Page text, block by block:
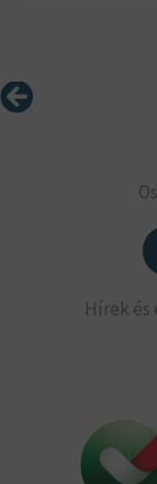
Előző
Hírek és